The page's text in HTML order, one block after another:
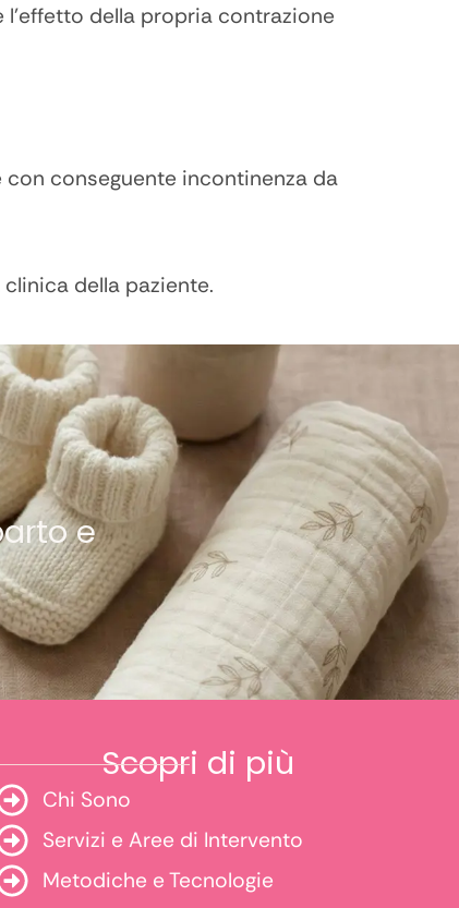
della propria contrazione
conseguente incontinenza da
della paziente.
e
Scopri di più
Chi Sono
Servizi e Aree di Intervento
Metodiche e Tecnologie